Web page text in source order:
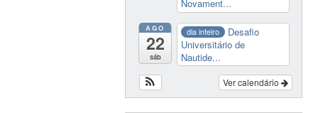
Novament...
AGO
22
sáb
dia inteiro
Desafio
Universitário de
Nautide...
Ver calendário